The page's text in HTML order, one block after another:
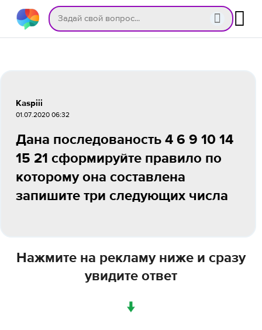
Kaspiii
01.07.2020 06:32
Дана последованость 4 6 9 10 14
15 21 сформируйте правило по
которому она составлена
запишите три следующих числа
Нажмите на рекламу ниже и сразу
увидите ответ
↓